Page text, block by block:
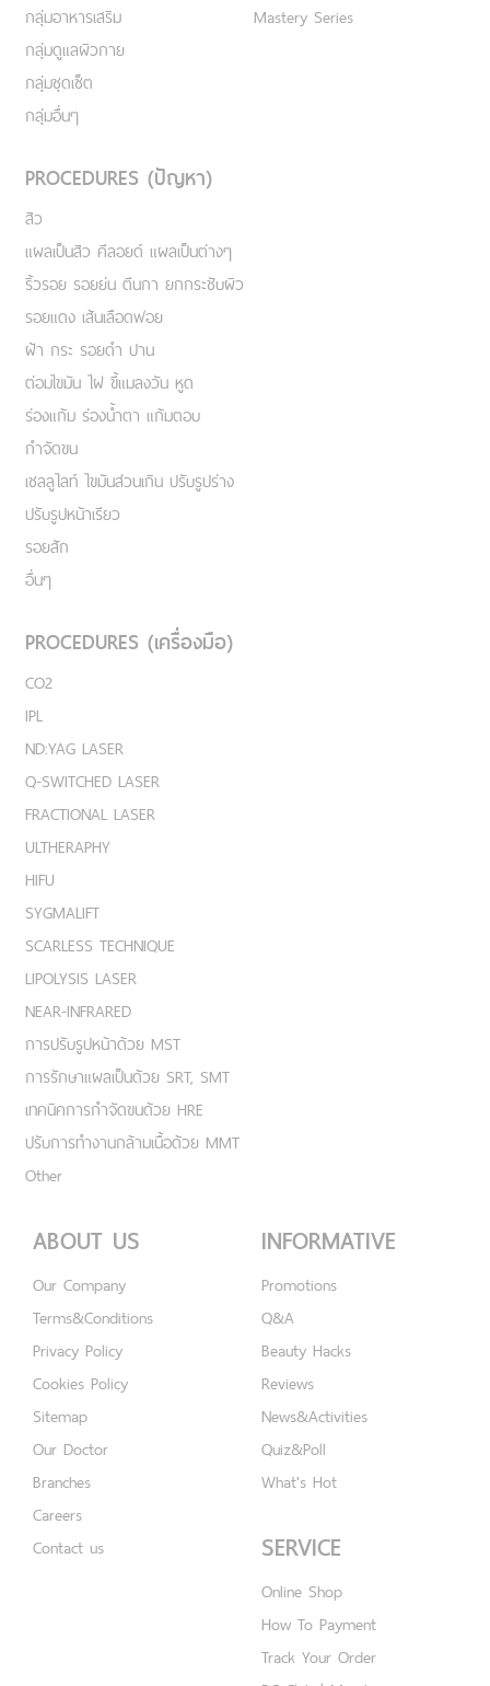
กลุ่มอาหารเสริม
กลุ่มดูแลผิวกาย
กลุ่มชุดเซ็ต
กลุ่มอื่นๆ
Mastery Series
PROCEDURES (ปัญหา)
สิว
แผลเป็นสิว คีลอยด์ แผลเป็นต่างๆ
ริ้วรอย รอยย่น ตีนกา ยกกระชับผิว
รอยแดง เส้นเลือดฟอย
ฝ้า กระ รอยดำ ปาน
ต่อมไขมัน ไฝ ขี้แมลงวัน หูด
ร่องแก้ม ร่องน้ำตา แก้มตอบ
กำจัดขน
เชลลูไลท์ ไขมันส่วนเกิน ปรับรูปร่าง
ปรับรูปหน้าเรียว
รอยสัก
อื่นๆ
PROCEDURES (เครื่องมือ)
CO2
IPL
ND:YAG LASER
Q-SWITCHED LASER
FRACTIONAL LASER
ULTHERAPHY
HIFU
SYGMALIFT
SCARLESS TECHNIQUE
LIPOLYSIS LASER
NEAR-INFRARED
การปรับรูปหน้าด้วย MST
การรักษาแผลเป็นด้วย SRT, SMT
เทคนิคการกำจัดขนด้วย HRE
ปรับการทำงานกล้ามเนื้อด้วย MMT
Other
ABOUT US
Our Company
Terms&Conditions
Privacy Policy
Cookies Policy
Sitemap
Our Doctor
Branches
Careers
Contact us
INFORMATIVE
Promotions
Q&A
Beauty Hacks
Reviews
News&Activities
Quiz&Poll
What's Hot
SERVICE
Online Shop
How To Payment
Track Your Order